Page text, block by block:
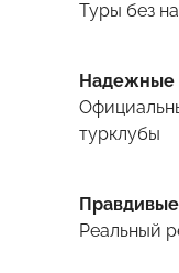
Туры без
Надежные
турклубы
Реальный